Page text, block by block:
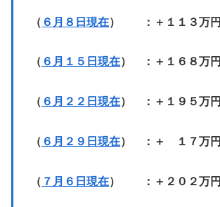
（ ６月８日現在） ：＋１１３万円
（ ６月１５日現在） ：＋１６８万円
（ ６月２２日現在） ：＋１９５万円
（ ６月２９日現在） ：＋ １７万円
（ ７月６日現在） ：＋２０２万円